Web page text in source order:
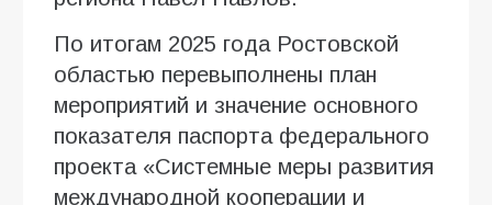
По итогам 2025 года Ростовской
областью перевыполнены план
мероприятий и значение основного
показателя паспорта федерального
проекта «Системные меры развития
международной кооперации и